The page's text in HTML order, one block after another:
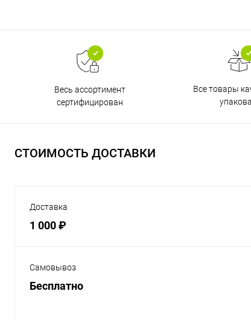
Весь ассортимент
сертифицирован
Все товары
СТОИМОСТЬ ДОСТАВКИ
Доставка
1 000 ₽
Самовывоз
Бесплатно